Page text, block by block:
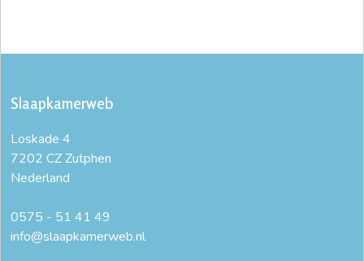
Slaapkamerweb
Loskade 4
7202 CZ Zutphen
Nederland
0575 - 51 41 49
info@slaapkamerweb.nl